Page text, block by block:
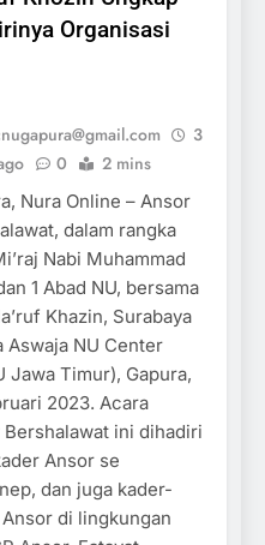
Organisasi
3
0 2 mins
Nura Online – Ansor
dalam rangka
Nabi Muhammad
1 Abad NU, bersama
Khazin, Surabaya
Aswaja NU Center
Jawa Timur), Gapura,
2023. Acara
Bershalawat ini dihadiri
Ansor se
dan juga kader-
di lingkungan